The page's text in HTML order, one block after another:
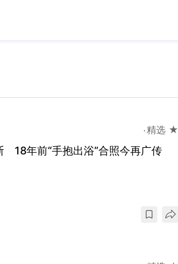
精选 ★
18年前“手抱出浴”合照今再广传